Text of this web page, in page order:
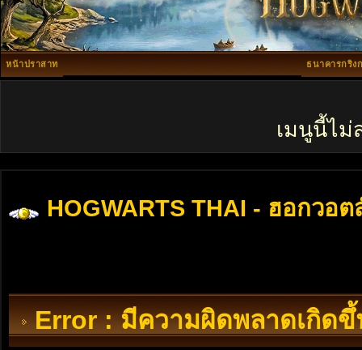
หน้าปราสาท ธนาคารกริง
เมนูนี้ไม่
HOGWARTS THAI - ฮอกวอต
Error : มีความผิดพลาดเกิดขึ้